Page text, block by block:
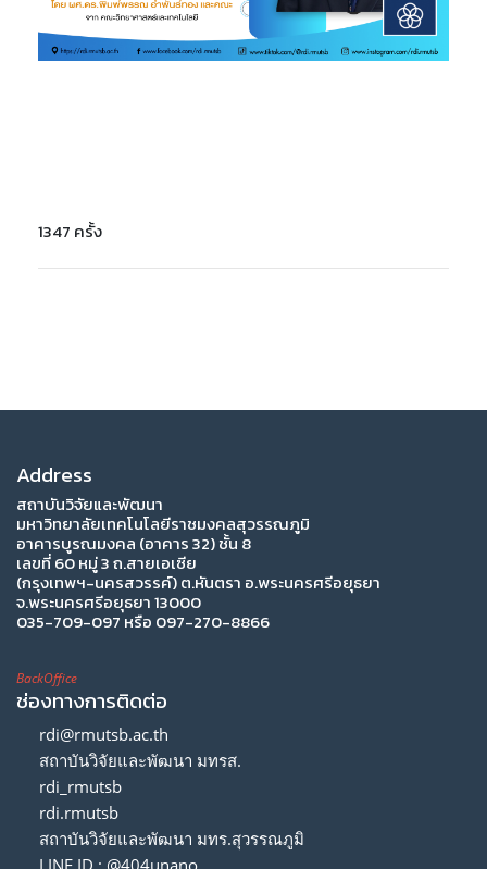
1347 ครั้ง
Address
สถาบันวิจัยและพัฒนา
มหาวิทยาลัยเทคโนโลยีราชมงคลสุวรรณภูมิ
อาคารบูรณมงคล (อาคาร 32) ชั้น 8
เลขที่ 60 หมู่ 3 ถ.สายเอเซีย
(กรุงเทพฯ-นครสวรรค์) ต.หันตรา อ.พระนครศรีอยุธยา
จ.พระนครศรีอยุธยา 13000
035-709-097 หรือ 097-270-8866
BackOffice
ช่องทางการติดต่อ
rdi@rmutsb.ac.th
สถาบันวิจัยและพัฒนา มทรส.
rdi_rmutsb
rdi.rmutsb
สถาบันวิจัยและพัฒนา มทร.สุวรรณภูมิ
LINE ID : @404unano